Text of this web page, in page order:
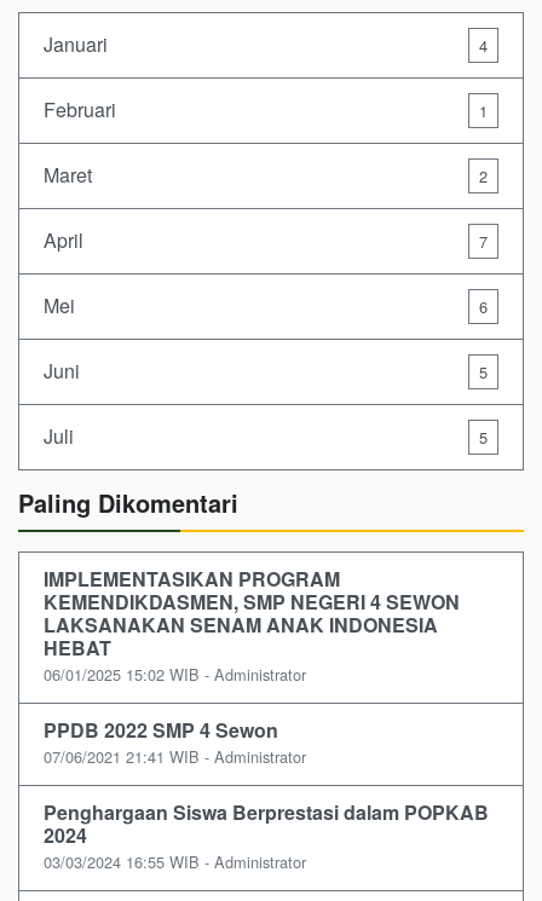
Januari 4
Februari 1
Maret 2
April 7
Mei 6
Juni 5
Juli 5
Paling Dikomentari
IMPLEMENTASIKAN PROGRAM
KEMENDIKDASMEN, SMP NEGERI 4 SEWON
LAKSANAKAN SENAM ANAK INDONESIA
HEBAT
06/01/2025 15:02 WIB - Administrator
PPDB 2022 SMP 4 Sewon
07/06/2021 21:41 WIB - Administrator
Penghargaan Siswa Berprestasi dalam POPKAB
2024
03/03/2024 16:55 WIB - Administrator